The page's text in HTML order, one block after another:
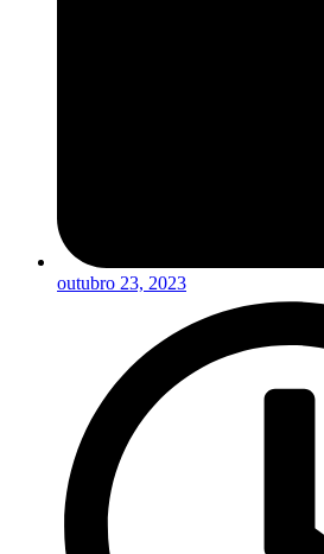
outubro 23, 2023